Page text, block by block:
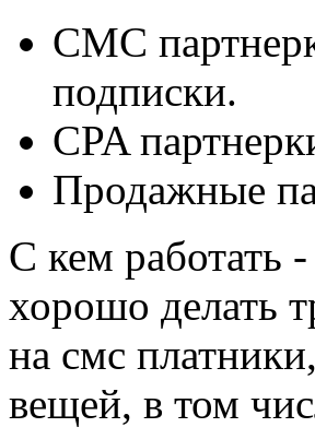
СМС
подписки.
CPA
Продажные
С кем работать
хорошо делать
на смс
вещей, в том